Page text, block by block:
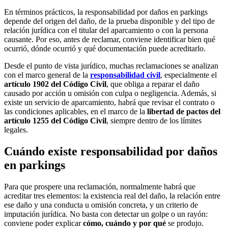
En términos prácticos, la responsabilidad por daños en parkings
depende del origen del daño, de la prueba disponible y del tipo de
relación jurídica con el titular del aparcamiento o con la persona
causante. Por eso, antes de reclamar, conviene identificar bien qué
ocurrió, dónde ocurrió y qué documentación puede acreditarlo.
Desde el punto de vista jurídico, muchas reclamaciones se analizan
con el marco general de la responsabilidad civil, especialmente el
artículo 1902 del Código Civil, que obliga a reparar el daño
causado por acción u omisión con culpa o negligencia. Además, si
existe un servicio de aparcamiento, habrá que revisar el contrato o
las condiciones aplicables, en el marco de la libertad de pactos del
artículo 1255 del Código Civil, siempre dentro de los límites
legales.
Cuándo existe responsabilidad por daños
en parkings
Para que prospere una reclamación, normalmente habrá que
acreditar tres elementos: la existencia real del daño, la relación entre
ese daño y una conducta u omisión concreta, y un criterio de
imputación jurídica. No basta con detectar un golpe o un rayón:
conviene poder explicarcómo, cuándo y por qué se produjo.